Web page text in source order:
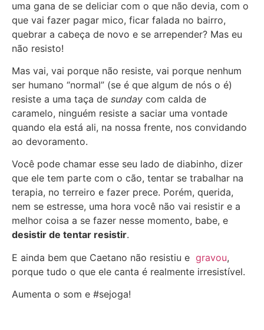
uma gana de se deliciar com o que não devia, com o
que vai fazer pagar mico, ficar falada no bairro,
quebrar a cabeça de novo e se arrepender? Mas eu
não resisto!
Mas vai, vai porque não resiste, vai porque nenhum
ser humano “normal” (se é que algum de nós o é)
resiste a uma taça de sunday com calda de
caramelo, ninguém resiste a saciar uma vontade
quando ela está ali, na nossa frente, nos convidando
ao devoramento.
Você pode chamar esse seu lado de diabinho, dizer
que ele tem parte com o cão, tentar se trabalhar na
terapia, no terreiro e fazer prece. Porém, querida,
nem se estresse, uma hora você não vai resistir e a
melhor coisa a se fazer nesse momento, babe, e
desistir de tentar resistir.
E ainda bem que Caetano não resistiu e gravou,
porque tudo o que ele canta é realmente irresistível.
Aumenta o som e #sejoga!